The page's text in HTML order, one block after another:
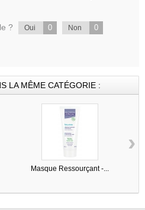
? Oui 0 Non 0
LA MÊME CATÉGORIE :
Masque Ressourçant -...
›